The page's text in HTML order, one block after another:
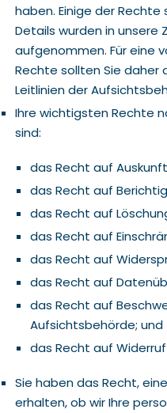
haben. Einige der Rechte
Details wurden in unsere
aufgenommen. Für eine
Rechte sollten Sie daher
Leitlinien der
Ihre wichtigsten Rechte
sind:
das Recht auf
das Recht auf
das Recht auf
das Recht auf
das Recht auf
das Recht auf
das Recht auf
Aufsichtsbehörde; und
das Recht auf Widerruf
Sie haben das Recht,
erhalten, ob wir Ihre